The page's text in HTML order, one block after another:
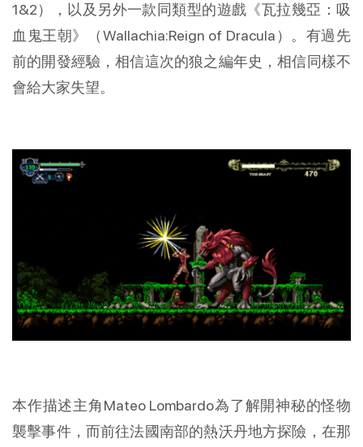
1&2），以及另外一款同類型的遊戲《瓦拉幾亞：吸
血鬼王朝》（Wallachia:Reign of Dracula）。有過先
前的開發經驗，相信這次的狼之編年史，相信同樣不
會給大家失望。
本作描述主角Mateo Lombardo為了解開神秘的怪物
襲擊事件，而前往法國南部的熱沃丹地方探險，在那